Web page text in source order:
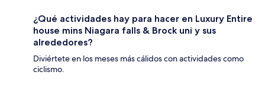
¿Qué actividades hay para hacer en Luxury Entire
house mins Niagara falls & Brock uni y sus
alrededores?
Diviértete en los meses más cálidos con actividades como
ciclismo.